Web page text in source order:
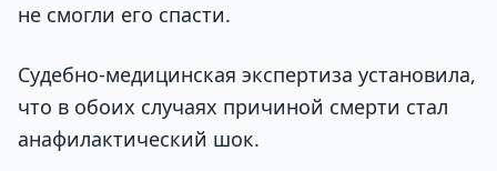
не смогли его спасти.
Судебно-медицинская экспертиза установила,
что в обоих случаях причиной смерти стал
анафилактический шок.